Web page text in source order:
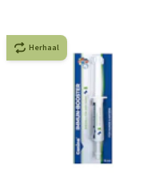
Herhaal